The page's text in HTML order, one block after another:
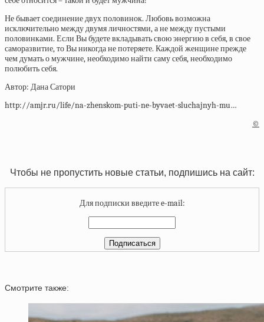
Не бывает соединение двух половинок. Любовь возможна
исключительно между двумя личностями, а не между пустыми
половинками. Если Вы будете вкладывать свою энергию в себя, в свое
саморазвитие, то Вы никогда не потеряете. Каждой женщине прежде
чем думать о мужчине, необходимо найти саму себя, необходимо
полюбить себя.
Автор: Дана Сатори
http://amjr.ru/life/na-zhenskom-puti-ne-byvaet-sluchajnyh-mu…
©
Чтобы не пропустить новые статьи, подпишись на сайт:
Для подписки введите e-mail:
Смотрите также: